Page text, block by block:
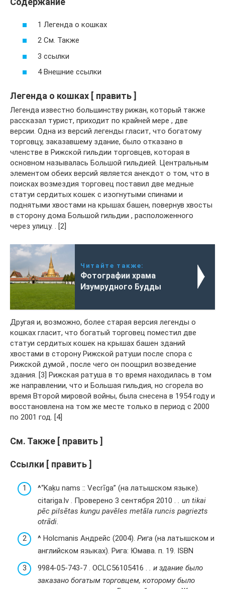
1 Легенда о кошках
2 См. Также
3 ссылки
4 Внешние ссылки
Легенда о кошках [ править ]
Легенда известно большинству рижан, который также
рассказал турист, приходит по крайней мере , две
версии. Одна из версий легенды гласит, что богатому
торговцу, заказавшему здание, было отказано в
членстве в Рижской гильдии торговцев, которая в
основном называлась Большой гильдией. Центральным
элементом обеих версий является анекдот о том, что в
поисках возмездия торговец поставил две медные
статуи сердитых кошек с изогнутыми спинами и
поднятыми хвостами на крышах башен, повернув хвосты
в сторону дома Большой гильдии , расположенного
через улицу. . [2]
Читайте также:
Фотографии храма
Изумрудного Будды
Другая и, возможно, более старая версия легенды о
кошках гласит, что богатый торговец поместил две
статуи сердитых кошек на крышах башен зданий
хвостами в сторону Рижской ратуши после спора с
Рижской думой , после чего он поощрил возведение
здания. [3] Рижская ратуша в то время находилась в том
же направлении, что и Большая гильдия, но сгорела во
время Второй мировой войны, была снесена в 1954 году и
восстановлена ​​на том же месте только в период с 2000
по 2001 год. [4]
См. Также [ править ]
Ссылки [ править ]
^“Kaķu nams :: Vecrīga” (на латышском языке).
citariga.lv . Проверено 3 сентября 2010 .
. un tikai
pēc pilsētas kungu pavēles metāla runcis pagriezts
otrādi.
^ Holcmanis Андрейс (2004). Рига (на латышском и
английском языках). Рига: Юмава. п. 19. ISBN
9984-05-743-7 . OCLC56105416 .
. и здание было
заказано богатым торговцем, которому было